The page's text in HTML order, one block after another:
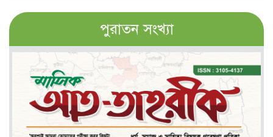
পুরাতন সংখ্যা